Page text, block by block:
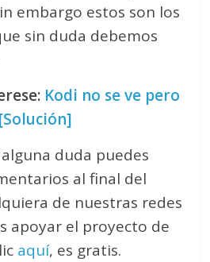
embargo estos son los
sin duda debemos
Kodi no se ve pero
duda puedes
al final del
de nuestras redes
apoyar el proyecto de
aquí, es gratis.